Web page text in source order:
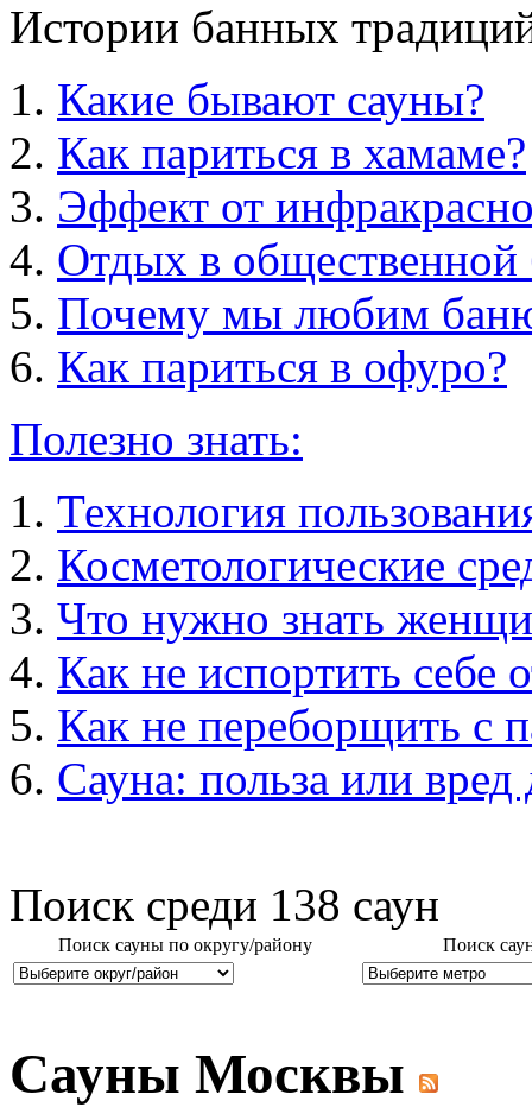
Истории банных
Какие бывают сауны?
Как париться в хамаме?
Эффект от
Отдых в общественной
Почему мы любим
Как париться в офуро?
Полезно знать:
Технология
Косметологические
Что нужно знать
Как не испортить себе
Как не переборщить с
Сауна: польза или вред
Поиск среди 138 саун
Поиск сауны по округу/району Поиск
Сауны Москвы